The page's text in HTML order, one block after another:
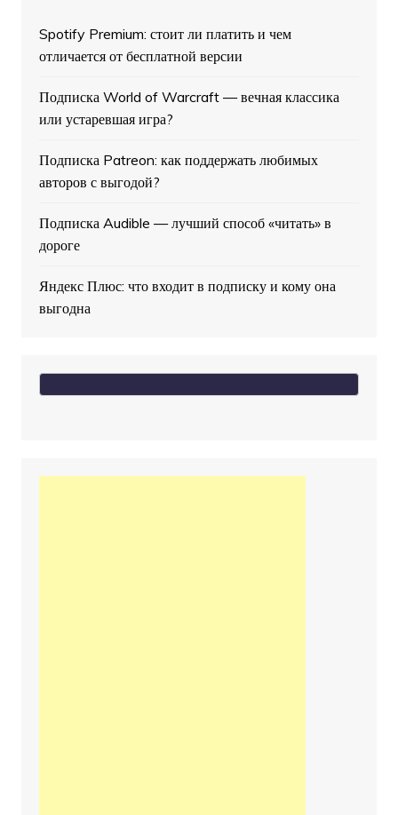
Spotify Premium: стоит ли платить и чем
отличается от бесплатной версии
Подписка World of Warcraft — вечная классика
или устаревшая игра?
Подписка Patreon: как поддержать любимых
авторов с выгодой?
Подписка Audible — лучший способ «читать» в
дороге
Яндекс Плюс: что входит в подписку и кому она
выгодна